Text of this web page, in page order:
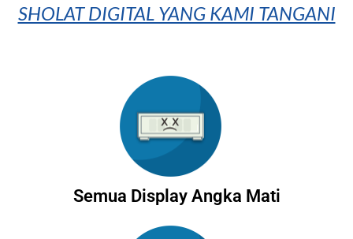
SHOLAT DIGITAL YANG KAMI TANGANI
Semua Display Angka Mati